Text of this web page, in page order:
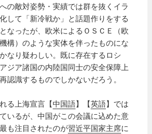
の敵対姿勢・実績では群を抜くイラ
して「新冷戦か」と話題作りをする
なったが、欧米によるＯＳＣＥ（欧
構）のような実体を伴ったものにな
なり疑わしい。既に存在するロシ
ジア諸国の内陸国同士の安全保障上
認識するものでしかないだろう。
る上海宣言【中国語】【英語】では
いるが、中国がこの会議に込めた意
も注目されたのが習近平国家主席に